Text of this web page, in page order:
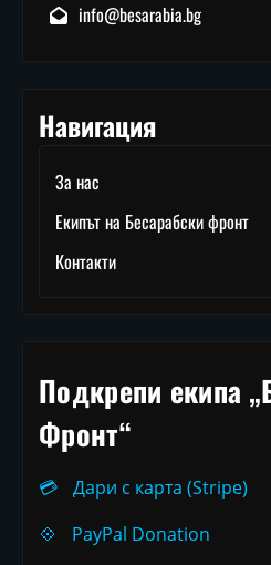
info@besarabia.bg
Навигация
За нас
Екипът на Бесарабски фронт
Контакти
Подкрепи екипа
Фронт“
💳
Дари с карта (Stripe)
💠
PayPal Donation